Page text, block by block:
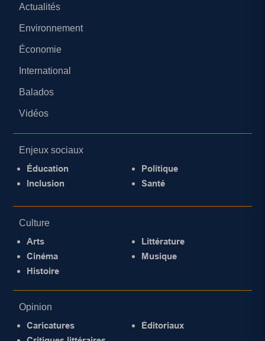
Actualités
Environnement
Économie
International
Balados
Vidéos
Enjeux sociaux
Éducation
Inclusion
Politique
Santé
Culture
Arts
Cinéma
Histoire
Littérature
Musique
Opinion
Caricatures
Éditoriaux